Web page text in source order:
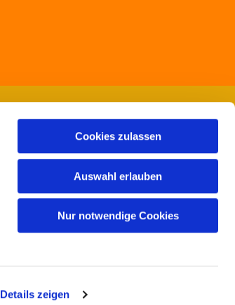
Details zeigen
Cookies zulassen
Auswahl erlauben
Nur notwendige Cookies